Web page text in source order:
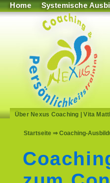
Home Systemische
Über Nexus Coaching |Vita
Startseite ⇒ Coaching-